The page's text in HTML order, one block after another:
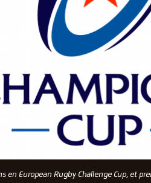
en European Rugby Challenge Cup, et